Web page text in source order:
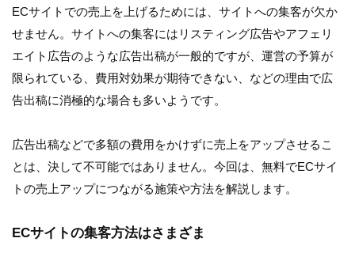
ECサイトでの売上を上げるためには、サイトへの集客が欠か
せません。サイトへの集客にはリスティング広告やアフェリ
エイト広告のような広告出稿が一般的ですが、運営の予算が
限られている、費用対効果が期待できない、などの理由で広
告出稿に消極的な場合も多いようです。
広告出稿などで多額の費用をかけずに売上をアップさせるこ
とは、決して不可能ではありません。今回は、無料でECサイ
トの売上アップにつながる施策や方法を解説します。
ECサイトの集客方法はさまざま